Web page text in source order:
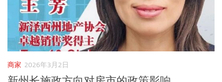
商家 2026年3月2日